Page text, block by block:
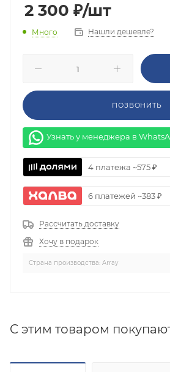
2 300 ₽/шт
Много Нашли дешевле?
ПОЗВОНИТЬ
Узнать у менеджера в
4 платежа ~575 ₽
6 платежей ~383 ₽
Рассчитать доставку
Хочу в подарок
Страна производства: Array
C этим товаром